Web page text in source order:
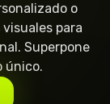
o
para
Superpone
único.